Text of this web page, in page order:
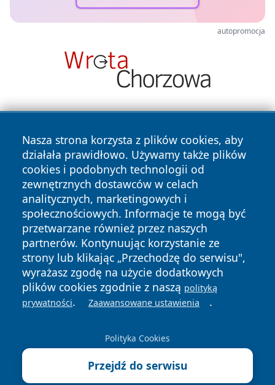
autopromocja
Nasza strona korzysta z plików cookies, aby
działała prawidłowo. Używamy także plików
cookies i podobnych technologii od
zewnętrznych dostawców w celach
analitycznych, marketingowych i
społecznościowych. Informacje te mogą być
przetwarzane również przez naszych
partnerów. Kontynuując korzystanie ze
strony lub klikając „Przechodzę do serwisu",
wyrażasz zgodę na użycie dodatkowych
plików cookies zgodnie z naszą polityką
prywatności. Zaawansowane ustawienia .
Polityka Cookies
Przejdź do serwisu
Copyright © 2026 faktypoznan.pl Wszystkie prawa
zastrzeżone.
News Autorzy
Polityka
Prywatności
Polityka
Cookies